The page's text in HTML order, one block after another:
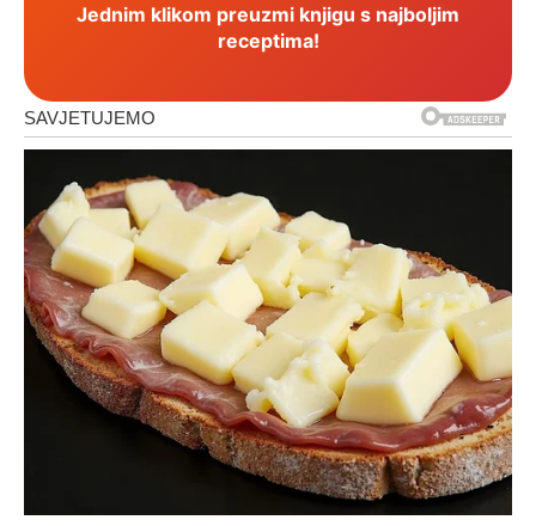
Jednim klikom preuzmi knjigu s najboljim
receptima!